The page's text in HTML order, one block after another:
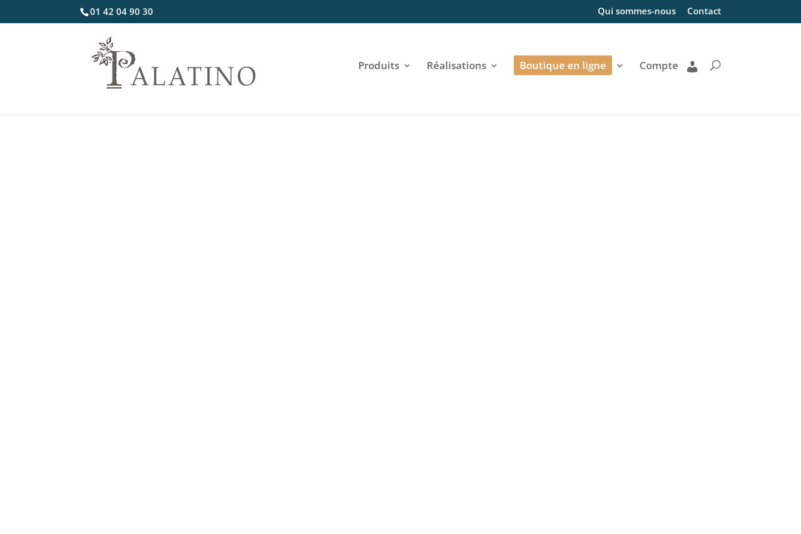
01 42 04 90 30 Qui sommes-nous Contact
Produits Réalisations Boutique en ligne Compte